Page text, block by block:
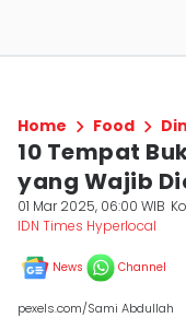
Home Food
10 Tempat
yang Wajib
01 Mar 2025, 06:00 WIB
IDN Times Hyperlocal
News Channel
pexels.com/Sami Abdullah